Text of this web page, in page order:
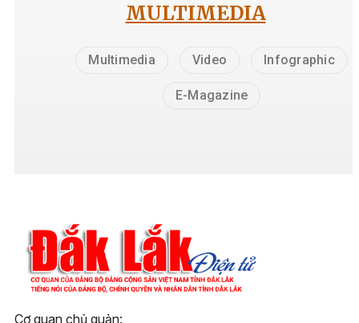
MULTIMEDIA
Multimedia Video Infographic
E-Magazine
Cơ quan chủ quản: